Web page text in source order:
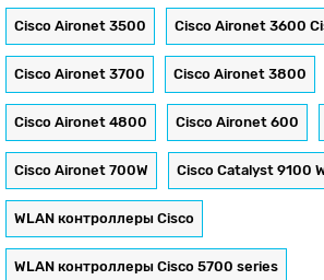
Cisco Aironet 3500 Cisco Aironet 3600
Cisco Aironet 3700 Cisco Aironet 3800
Cisco Aironet 4800 Cisco Aironet 600
Cisco Aironet 700W Cisco Catalyst 9100
WLAN контроллеры Cisco
WLAN контроллеры Cisco 5700 series